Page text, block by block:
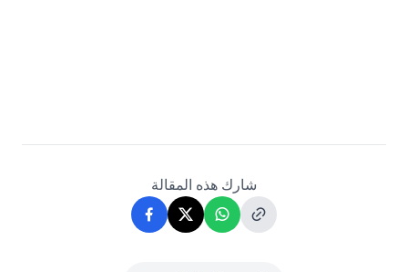
شارك هذه المقالة